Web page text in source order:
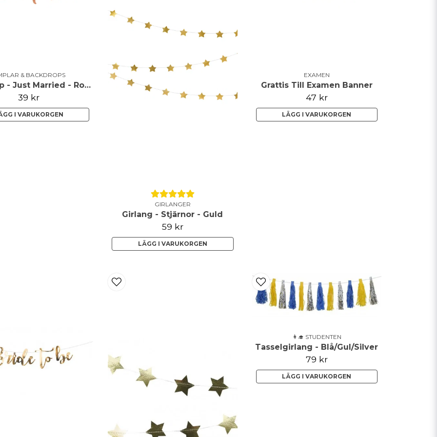
& BACKDROPS
Backdrop - Just Married - Roséguld
39 kr
I VARUKORGEN
GIRLANGER
Girlang - Stjärnor - Guld
59 kr
LÄGG I VARUKORGEN
EXAMEN
Grattis Till Examen Banner
47 kr
LÄGG I VARUKORGEN
👩‍🎓 STUDENTEN
Tasselgirlang - Blå/Gul/Silver
79 kr
LÄGG I VARUKORGEN